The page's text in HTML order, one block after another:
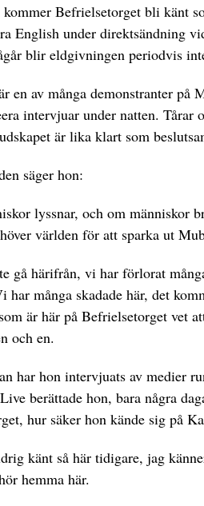
kommer Befrielsetorget bli känt
English under direktsändning
blir eldgivningen periodvis
en av många demonstranter
intervjuar under natten. Tårar
är lika klart som
säger hon:
lyssnar, och om människor
världen för att sparka ut
gå härifrån, vi har förlorat
har många skadade här, det
är här på Befrielsetorget vet
och en.
har hon intervjuats av medier
Live berättade hon, bara några
hur säker hon kände sig på
känt så här tidigare, jag
hemma här.